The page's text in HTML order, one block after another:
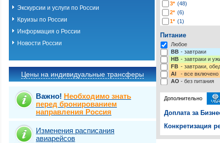
Экскурсии и услуги по России
Круизы по России
Информация о России
Новости России
Цены на индивидуальные трансферы
Важно! Необходимо знать
перед бронированием
направления Россия
Изменения расписания
авиарейсов
3* (48)
2* (6)
1* (1)
Питание
Любое
BB - завтраки
HB - завтраки и
FB - завтраки,
AI
- все включено
AO - без питания
Дополнительно
Доплата за
Конкретизация